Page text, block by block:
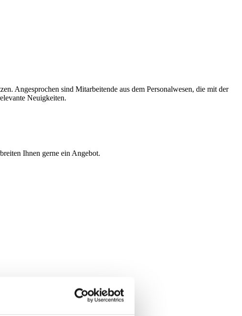
Angesprochen sind Mitarbeitende aus dem Personalwesen, die mit der
Neuigkeiten.
Ihnen gerne ein Angebot.